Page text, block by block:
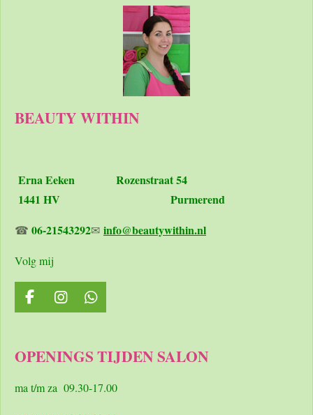
BEAUTY WITHIN
Erna Eeken Rozenstraat 54
1441 HV Purmerend
☎ 06-21543292✉ info@beautywithin.nl
Volg mij
F
a
b
o
I
n
a
r
W
h
s
p
OPENINGS TIJDEN SALON
ma t/m za 09.30-17.00